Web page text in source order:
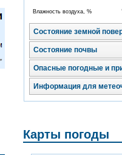
Влажность воздуха, %
Состояние земной
Состояние почвы
Опасные погодные и
Информация для
Карты погоды